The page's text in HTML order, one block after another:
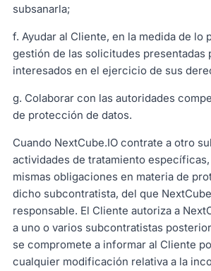
subsanarla;
f. Ayudar al Cliente, en la medida de lo
gestión de las solicitudes presentadas
interesados en el ejercicio de sus
g. Colaborar con las autoridades
de protección de datos.
Cuando NextCube.IO contrate a otro
actividades de tratamiento
mismas obligaciones en materia de
dicho subcontratista, del que
responsable. El Cliente autoriza a
a uno o varios subcontratistas
se compromete a informar al Cliente
cualquier modificación relativa a la